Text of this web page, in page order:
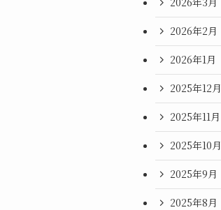
2026年2月
2026年1月
2025年12月
2025年11月
2025年10月
2025年9月
2025年8月